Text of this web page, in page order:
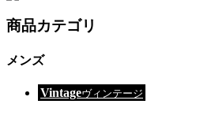
商品カテゴリ
メンズ
Vintageヴィンテージ